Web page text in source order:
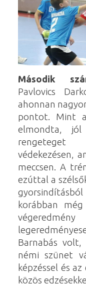
Második
Pavlovics
ahonnan
pontot. Mint
elmondta, jól
védekezésen,
meccsen. A
ezúttal a
korábban
Barnabás
némi szünet
képzéssel és
közös